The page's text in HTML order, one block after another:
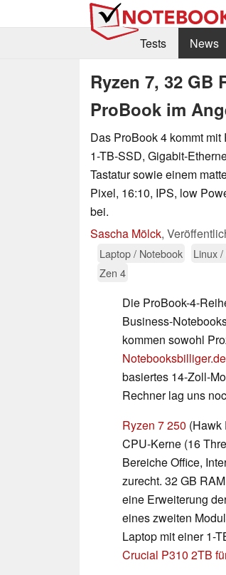
Tests
News
Ryzen 7, 32 GB
ProBook im
Das ProBook 4 kommt
1-TB-SSD, Gigabit-
Tastatur sowie einem
Pixel, 16:10, IPS, low
bei.
Sascha Mölck,
Laptop / Notebook
Linux
Zen 4
Die ProBook-4-
Business-
kommen sowohl
Notebooksbilliger.de
basiertes 14-Zoll-
Rechner lag uns
Ryzen 7 250 (Hawk
CPU-Kerne (16
Bereiche Office,
zurecht. 32 GB
eine Erweiterung
eines zweiten
Laptop mit einer 1-
Crucial P310 2TB